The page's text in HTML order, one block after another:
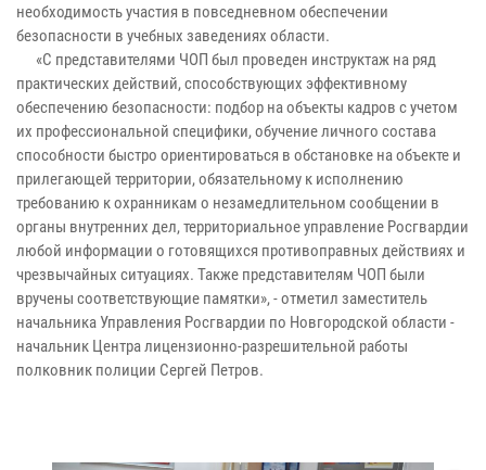
необходимость участия в повседневном обеспечении
безопасности в учебных заведениях области.
«С представителями ЧОП был проведен инструктаж на ряд
практических действий, способствующих эффективному
обеспечению безопасности: подбор на объекты кадров с учетом
их профессиональной специфики, обучение личного состава
способности быстро ориентироваться в обстановке на объекте и
прилегающей территории, обязательному к исполнению
требованию к охранникам о незамедлительном сообщении в
органы внутренних дел, территориальное управление Росгвардии
любой информации о готовящихся противоправных действиях и
чрезвычайных ситуациях. Также представителям ЧОП были
вручены соответствующие памятки», - отметил заместитель
начальника Управления Росгвардии по Новгородской области -
начальник Центра лицензионно-разрешительной работы
полковник полиции Сергей Петров.